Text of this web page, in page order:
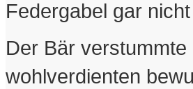
Federgabel gar
Der Bär
wohlverdienten